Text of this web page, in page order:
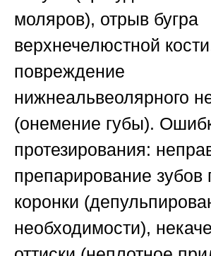
моляров), отрыв бугра
верхнечелюстной
повреждение
нижнеальвеолярного
(онемение губы).
протезирования:
препарирование зубов
коронки
необходимости),